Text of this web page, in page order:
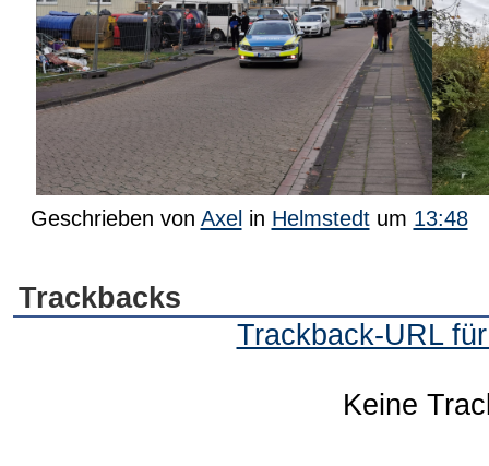
Geschrieben von Axelin Helmstedtum 13:48
Trackbacks
Trackback-URL
Keine